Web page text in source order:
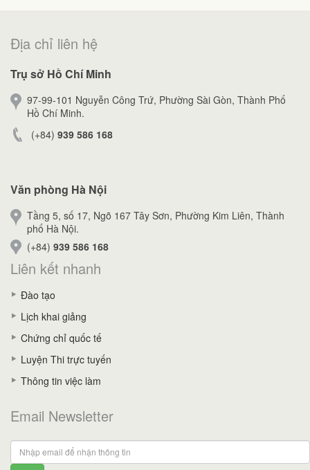
Địa chỉ liên hệ
Trụ sở Hồ Chí Minh
97-99-101 Nguyễn Công Trứ, Phường Sài Gòn, Thành Phố
Hồ Chí Minh.
(+84) 939 586 168
Văn phòng Hà Nội
Tầng 5, số 17, Ngõ 167 Tây Sơn, Phường Kim Liên, Thành
phố Hà Nội.
(+84) 939 586 168
Liên kết nhanh
Đào tạo
Lịch khai giảng
Chứng chỉ quốc tế
Luyện Thi trực tuyến
Thông tin việc làm
Email Newsletter